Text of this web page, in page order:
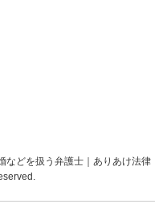
などを扱う弁護士｜ありあけ法律